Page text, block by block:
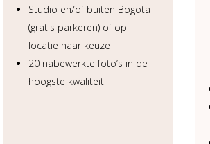
Studio en/of buiten Bogota
(gratis parkeren) of op
locatie naar keuze
20 nabewerkte foto’s in de
hoogste kwaliteit​